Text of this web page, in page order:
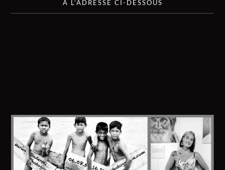
À L’ADRESSE CI-DESSOUS